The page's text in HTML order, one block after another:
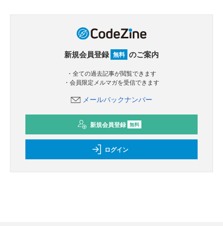
新規会員登録 無料 のご案内
・全ての過去記事が閲覧できます
・会員限定メルマガを受信できます
メールバックナンバー
新規会員登録 無料
ログイン